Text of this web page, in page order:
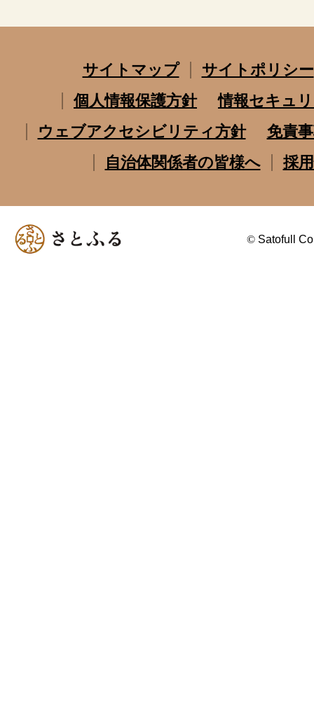
サイトマップ
サイトポリシー
個人情報保護方針
情報セキュ
ウェブアクセシビリティ方針
免責
自治体関係者の皆様へ
採
© Satofull